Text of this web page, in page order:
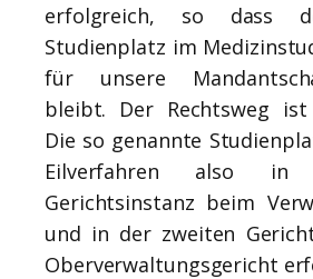
erfolgreich, so dass
Studienplatz im
für unsere
bleibt. Der Rechtsweg ist
Die so genannte
Eilverfahren also
Gerichtsinstanz beim
und in der zweiten
Oberverwaltungsgericht